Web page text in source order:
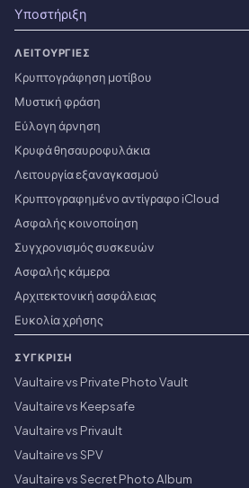
Υποστήριξη
ΛΕΙΤΟΥΡΓΊΕΣ
Κρυπτογράφηση μοτίβου
Μυστική φράση
Εύλογη άρνηση
Κρυφά θησαυροφυλάκια
Λειτουργία εξαναγκασμού
Κρυπτογραφημένο αντίγραφο iCloud
Ασφαλής κοινοποίηση
Συγχρονισμός συσκευών
Ασφαλής κάμερα
Αρχιτεκτονική ασφάλειας
Ευκολία χρήσης
ΣΎΓΚΡΙΣΗ
Vaultaire vs Private Photo Vault
Vaultaire vs Keepsafe
Vaultaire vs Privault
Vaultaire vs SPV
Vaultaire vs Secret Photo Album